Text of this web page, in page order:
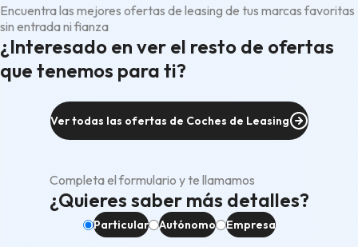
Encuentra las mejores ofertas de leasing de tus marcas favoritas
sin entrada ni fianza
¿Interesado en ver el resto de ofertas
que tenemos para ti?
Ver todas las ofertas de Coches de Leasing
Completa el formulario y te llamamos
¿Quieres saber más detalles?
Particular Autónomo Empresa